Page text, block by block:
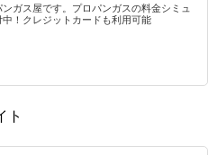
ガス屋です。プロパンガスの料金シミュ
中！クレジットカードも利用可能
ト